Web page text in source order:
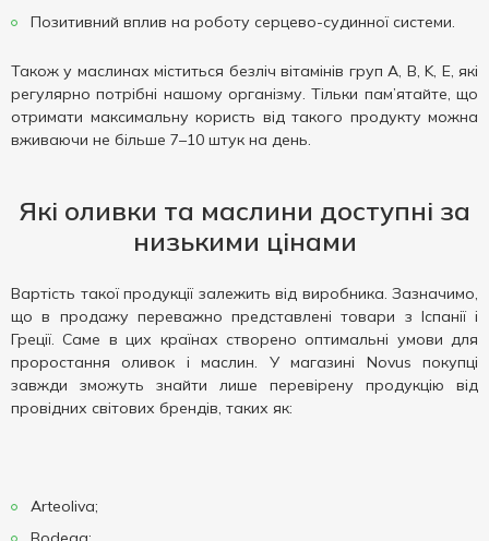
Позитивний вплив на роботу серцево-судинної системи.
Також у маслинах міститься безліч вітамінів груп A, B, K, E, які
регулярно потрібні нашому організму. Тільки пам’ятайте, що
отримати максимальну користь від такого продукту можна
вживаючи не більше 7–10 штук на день.
Які оливки та маслини доступні за
низькими цінами
Вартість такої продукції залежить від виробника. Зазначимо,
що в продажу переважно представлені товари з Іспанії і
Греції. Саме в цих країнах створено оптимальні умови для
проростання оливок і маслин. У магазині Novus покупці
завжди зможуть знайти лише перевірену продукцію від
провідних світових брендів, таких як:
Arteoliva;